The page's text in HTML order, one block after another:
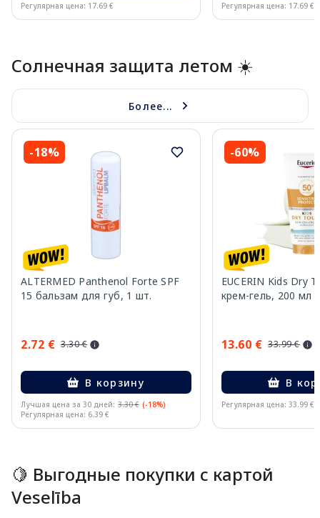
Регулярная цена: 17.69 € Регулярная цена: 17.69 €
Солнечная защита летом ☀️
Более...
-18%
ALTERMED Panthenol Forte SPF
15 бальзам для губ, 1 шт.
2.72 € 3.30 €
В корзину
Лучшая цена за 30 дней: 3.30 € (-18%)
Регулярная цена: 6.39 €
-60%
EUCERIN Kids Dry
крем-гель, 200 мл
13.60 € 33.99 €
В
Регулярная цена: 33.99 €
🍋 Выгодные покупки с картой
Veselība